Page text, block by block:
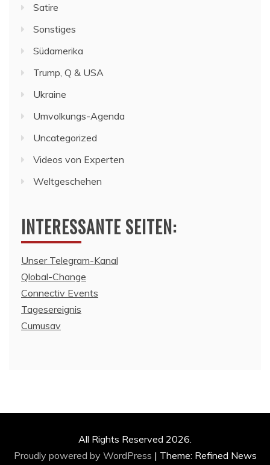
Satire
Sonstiges
Südamerika
Trump, Q & USA
Ukraine
Umvolkungs-Agenda
Uncategorized
Videos von Experten
Weltgeschehen
INTERESSANTE SEITEN:
Unser Telegram-Kanal
Qlobal-Change
Connectiv Events
Tagesereignis
Cumusav
All Rights Reserved 2026.
Proudly powered by WordPress | Theme: Refined News